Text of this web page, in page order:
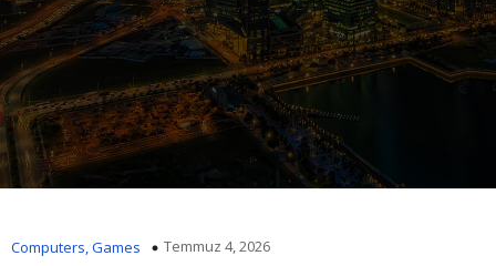
Computers, Games Temmuz 4, 2026